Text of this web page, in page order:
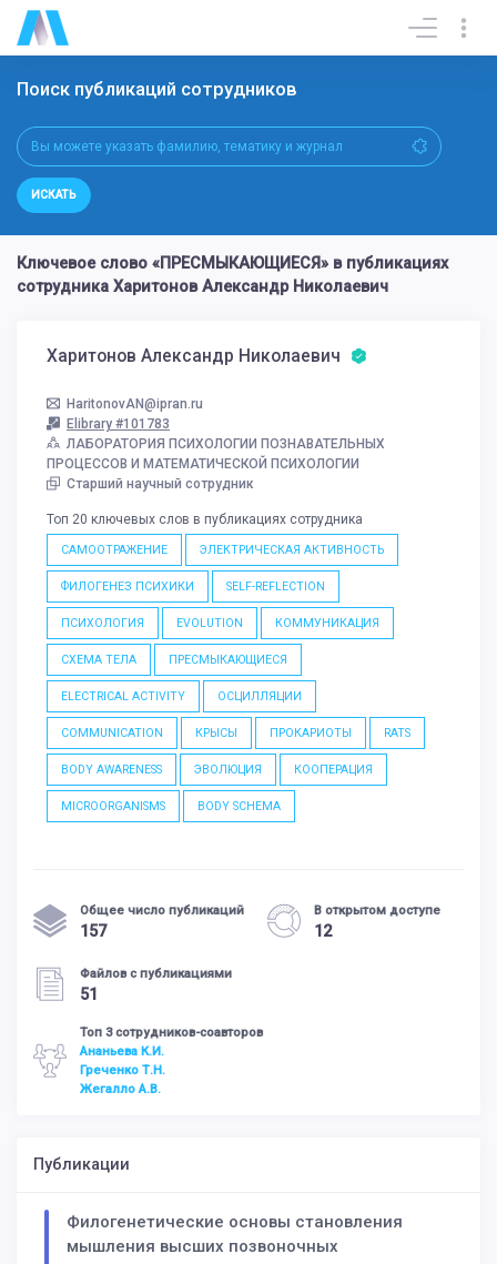
Поиск публикаций сотрудников
ИСКАТЬ
Ключевое слово «ПРЕСМЫКАЮЩИЕСЯ» в публикациях
сотрудника Харитонов Александр Николаевич
Харитонов Александр Николаевич
HaritonovAN@ipran.ru
Elibrary #101783
ЛАБОРАТОРИЯ ПСИХОЛОГИИ ПОЗНАВАТЕЛЬНЫХ
ПРОЦЕССОВ И МАТЕМАТИЧЕСКОЙ ПСИХОЛОГИИ
Старший научный сотрудник
Топ 20 ключевых слов в публикациях сотрудника
САМООТРАЖЕНИЕ ЭЛЕКТРИЧЕСКАЯ АКТИВНОСТЬ
ФИЛОГЕНЕЗ ПСИХИКИ SELF-REFLECTION
ПСИХОЛОГИЯ EVOLUTION КОММУНИКАЦИЯ
СХЕМА ТЕЛА ПРЕСМЫКАЮЩИЕСЯ
ELECTRICAL ACTIVITY ОСЦИЛЛЯЦИИ
COMMUNICATION КРЫСЫ ПРОКАРИОТЫ RATS
BODY AWARENESS ЭВОЛЮЦИЯ КООПЕРАЦИЯ
MICROORGANISMS BODY SCHEMA
Общее число публикаций
157
В открытом доступе
12
Файлов с публикациями
51
Топ 3 сотрудников-соавторов
Ананьева К.И.
Греченко Т.Н.
Жегалло А.В.
Публикации
Филогенетические основы становления
мышления высших позвоночных